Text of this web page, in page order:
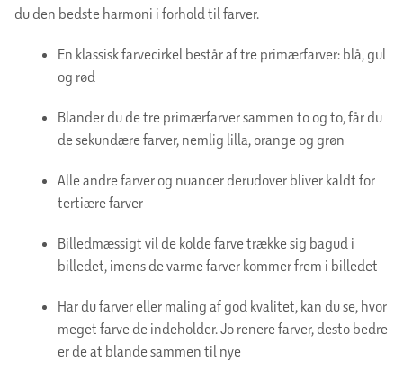
du den bedste harmoni i forhold til farver.
En klassisk farvecirkel består af tre primærfarver: blå, gul
og rød
Blander du de tre primærfarver sammen to og to, får du
de sekundære farver, nemlig lilla, orange og grøn
Alle andre farver og nuancer derudover bliver kaldt for
tertiære farver
Billedmæssigt vil de kolde farve trække sig bagud i
billedet, imens de varme farver kommer frem i billedet
Har du farver eller maling af god kvalitet, kan du se, hvor
meget farve de indeholder. Jo renere farver, desto bedre
er de at blande sammen til nye